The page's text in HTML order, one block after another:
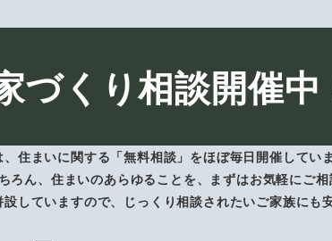
づくり相談開催中
住まいに関する「無料相談」をほぼ毎日開催してい
ろん、住まいのあらゆることを、まずはお気軽にご相
していますので、じっくり相談されたいご家族にも安